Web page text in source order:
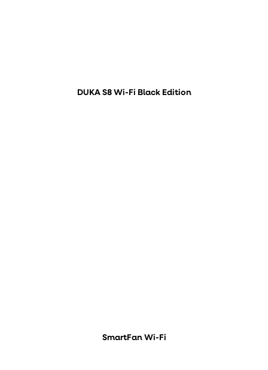
DUKA S8 Wi-Fi Black Edition
SmartFan Wi-Fi